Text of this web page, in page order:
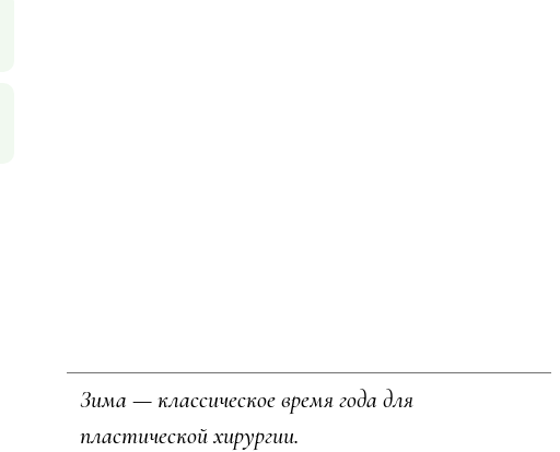
Зима — классическое время года для
пластической хирургии.